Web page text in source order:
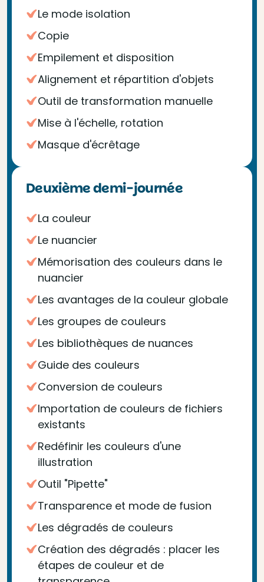
Le mode isolation
Copie
Empilement et disposition
Alignement et répartition d'objets
Outil de transformation manuelle
Mise à l'échelle, rotation
Masque d'écrêtage
Deuxième demi-journée
La couleur
Le nuancier
Mémorisation des couleurs dans le
nuancier
Les avantages de la couleur globale
Les groupes de couleurs
Les bibliothèques de nuances
Guide des couleurs
Conversion de couleurs
Importation de couleurs de fichiers
existants
Redéfinir les couleurs d'une
illustration
Outil "Pipette"
Transparence et mode de fusion
Les dégradés de couleurs
Création des dégradés : placer les
étapes de couleur et de